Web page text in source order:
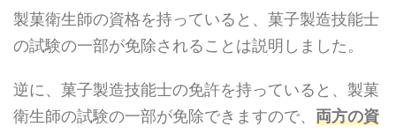
製菓衛生師の資格を持っていると、菓子製造技能士
の試験の一部が免除されることは説明しました。
逆に、菓子製造技能士の免許を持っていると、製菓
衛生師の試験の一部が免除できますので、 両方の資